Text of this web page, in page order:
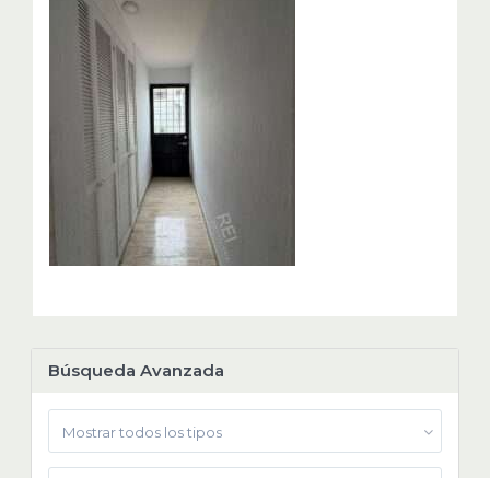
Búsqueda Avanzada
Mostrar todos los tipos